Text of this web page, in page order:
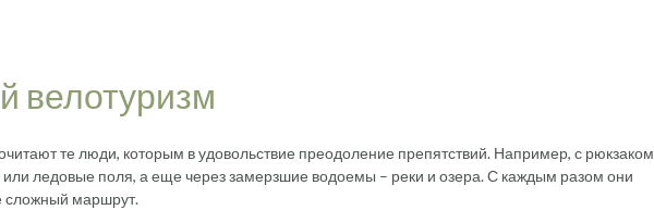
велотуризм
те люди, которым в удовольствие преодоление препятствий. Например, с рюкзаком
или ледовые поля, а еще через замерзшие водоемы – реки и озера. С каждым разом они
сложный маршрут.